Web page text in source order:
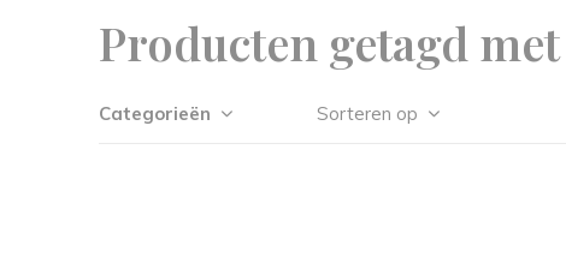
Producten getagd
Categorieën Sorteren op